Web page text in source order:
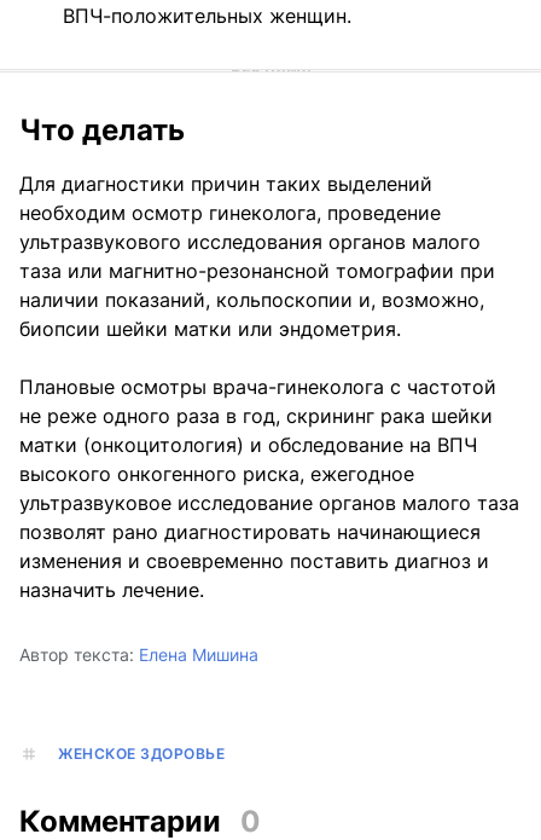
ВПЧ-положительных женщин.
Что делать
Для диагностики причин таких выделений
необходим осмотр гинеколога, проведение
ультразвукового исследования органов малого
таза или магнитно-резонансной томографии при
наличии показаний, кольпоскопии и, возможно,
биопсии шейки матки или эндометрия.
Плановые осмотры врача-гинеколога с частотой
не реже одного раза в год, скрининг рака шейки
матки (онкоцитология) и обследование на ВПЧ
высокого онкогенного риска, ежегодное
ультразвуковое исследование органов малого таза
позволят рано диагностировать начинающиеся
изменения и своевременно поставить диагноз и
назначить лечение.
Автор текста: Елена Мишина
ЖЕНСКОЕ ЗДОРОВЬЕ
Комментарии 0